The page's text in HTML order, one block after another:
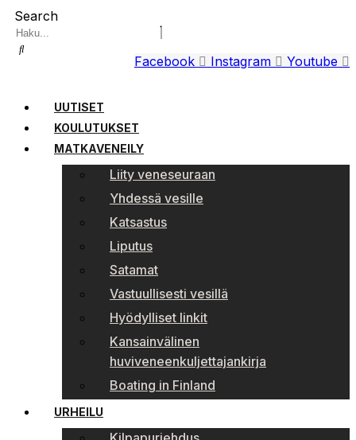
Search
Facebook Instagram Youtube
UUTISET
KOULUTUKSET
MATKAVENEILY
Liity veneseuraan
Yhdessä vesille
Katsastus
Liputus
Satamat
Vastuullisesti vesillä
Hyödylliset linkit
Kansainvälinen
huviveneenkuljettajankirja
Boating in Finland
URHEILU